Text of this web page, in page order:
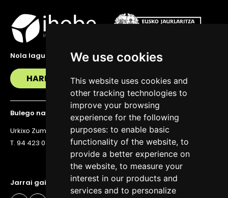
We use cookies
This website uses cookies and
other tracking technologies to
improve your browsing
experience for the following
purposes: to enable basic
functionality of the website, to
provide a better experience on
the website, to measure your
interest in our products and
services and to personalize
Jarrai gaitzazu eguneratuta egoteko
Nola lagundu zaitzakegu?
HARREMANETAN JARRI
Bulego nagusia
Urkixo Zumarkalea 36, 6. solairua, 48011 Bilbo
T. 94 423 07 43